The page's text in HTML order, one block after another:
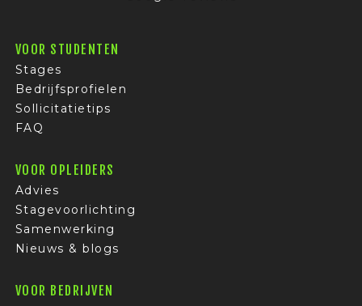
VOOR STUDENTEN
Stages
Bedrijfsprofielen
Sollicitatietips
FAQ
VOOR OPLEIDERS
Advies
Stagevoorlichting
Samenwerking
Nieuws & blogs
VOOR BEDRIJVEN